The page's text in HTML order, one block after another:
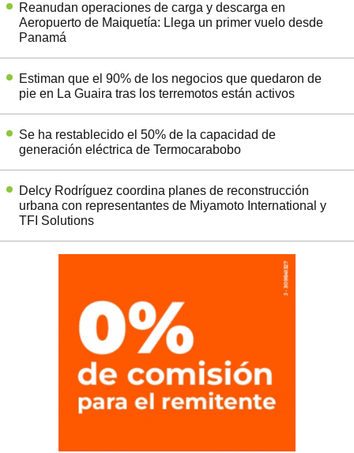
Reanudan operaciones de carga y descarga en
Aeropuerto de Maiquetía: Llega un primer vuelo desde
Panamá
Estiman que el 90% de los negocios que quedaron de
pie en La Guaira tras los terremotos están activos
Se ha restablecido el 50% de la capacidad de
generación eléctrica de Termocarabobo
Delcy Rodríguez coordina planes de reconstrucción
urbana con representantes de Miyamoto International y
TFI Solutions